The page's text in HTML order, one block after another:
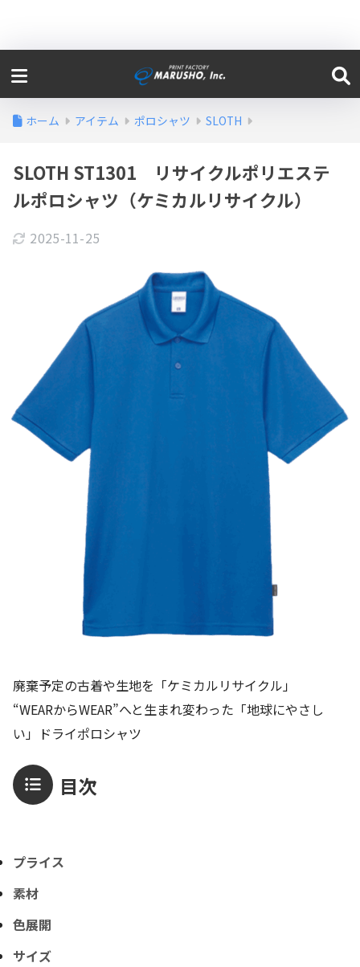
ホーム アイテム ポロシャツ SLOTH
SLOTH ST1301 リサイクルポリエステ
ルポロシャツ（ケミカルリサイクル）
2025-11-25
廃棄予定の古着や生地を「ケミカルリサイクル」
“WEARからWEAR”へと生まれ変わった「地球にやさし
い」ドライポロシャツ
目次
プライス
素材
色展開
サイズ